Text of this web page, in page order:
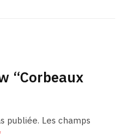
“Corbeaux
publiée. Les champs